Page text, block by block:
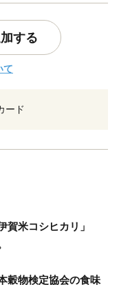
する
て
ード
賀米コシヒカリ」
穀物検定協会の食味